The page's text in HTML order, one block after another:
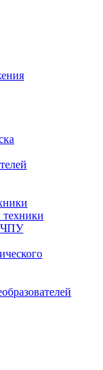
техники
ЧПУ